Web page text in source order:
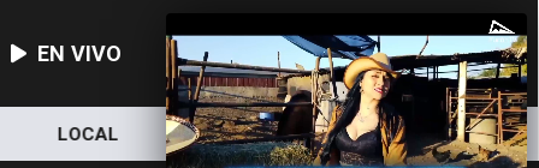
EN VIVO
LOCAL NACIONAL DEPORTES